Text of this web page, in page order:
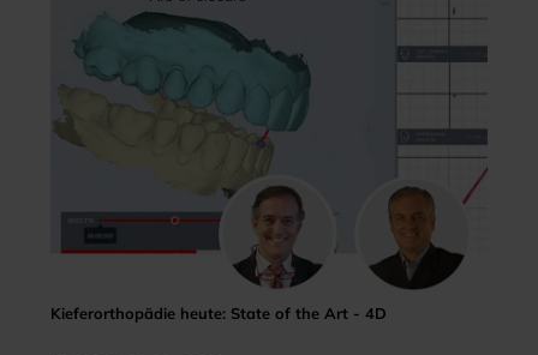
Kieferorthopädie heute: State of the Art - 4D